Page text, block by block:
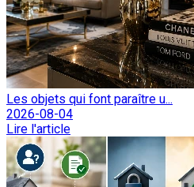
Les objets qui font paraître u...
2026-08-04
Lire l'article